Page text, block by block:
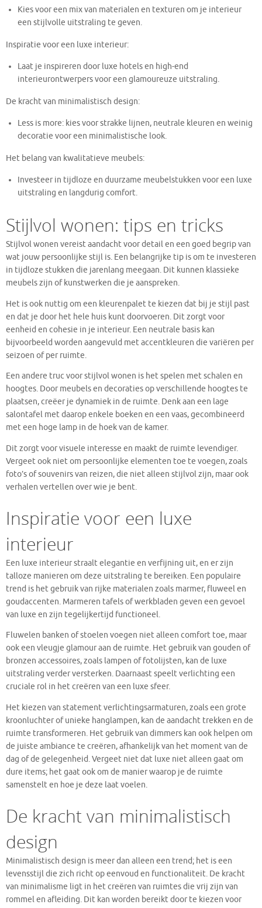
Kies voor een mix van materialen en texturen om je interieur
een stijlvolle uitstraling te geven.
Inspiratie voor een luxe interieur:
Laat je inspireren door luxe hotels en high-end
interieurontwerpers voor een glamoureuze uitstraling.
De kracht van minimalistisch design:
Less is more: kies voor strakke lijnen, neutrale kleuren en weinig
decoratie voor een minimalistische look.
Het belang van kwalitatieve meubels:
Investeer in tijdloze en duurzame meubelstukken voor een luxe
uitstraling en langdurig comfort.
Stijlvol wonen: tips en tricks
Stijlvol wonen vereist aandacht voor detail en een goed begrip van
wat jouw persoonlijke stijl is. Een belangrijke tip is om te investeren
in tijdloze stukken die jarenlang meegaan. Dit kunnen klassieke
meubels zijn of kunstwerken die je aanspreken.
Het is ook nuttig om een kleurenpalet te kiezen dat bij je stijl past
en dat je door het hele huis kunt doorvoeren. Dit zorgt voor
eenheid en cohesie in je interieur. Een neutrale basis kan
bijvoorbeeld worden aangevuld met accentkleuren die variëren per
seizoen of per ruimte.
Een andere truc voor stijlvol wonen is het spelen met schalen en
hoogtes. Door meubels en decoraties op verschillende hoogtes te
plaatsen, creëer je dynamiek in de ruimte. Denk aan een lage
salontafel met daarop enkele boeken en een vaas, gecombineerd
met een hoge lamp in de hoek van de kamer.
Dit zorgt voor visuele interesse en maakt de ruimte levendiger.
Vergeet ook niet om persoonlijke elementen toe te voegen, zoals
foto’s of souvenirs van reizen, die niet alleen stijlvol zijn, maar ook
verhalen vertellen over wie je bent.
Inspiratie voor een luxe
interieur
Een luxe interieur straalt elegantie en verfijning uit, en er zijn
talloze manieren om deze uitstraling te bereiken. Een populaire
trend is het gebruik van rijke materialen zoals marmer, fluweel en
goudaccenten. Marmeren tafels of werkbladen geven een gevoel
van luxe en zijn tegelijkertijd functioneel.
Fluwelen banken of stoelen voegen niet alleen comfort toe, maar
ook een vleugje glamour aan de ruimte. Het gebruik van gouden of
bronzen accessoires, zoals lampen of fotolijsten, kan de luxe
uitstraling verder versterken. Daarnaast speelt verlichting een
cruciale rol in het creëren van een luxe sfeer.
Het kiezen van statement verlichtingsarmaturen, zoals een grote
kroonluchter of unieke hanglampen, kan de aandacht trekken en de
ruimte transformeren. Het gebruik van dimmers kan ook helpen om
de juiste ambiance te creëren, afhankelijk van het moment van de
dag of de gelegenheid. Vergeet niet dat luxe niet alleen gaat om
dure items; het gaat ook om de manier waarop je de ruimte
samenstelt en hoe je deze laat voelen.
De kracht van minimalistisch
design
Minimalistisch design is meer dan alleen een trend; het is een
levensstijl die zich richt op eenvoud en functionaliteit. De kracht
van minimalisme ligt in het creëren van ruimtes die vrij zijn van
rommel en afleiding. Dit kan worden bereikt door te kiezen voor